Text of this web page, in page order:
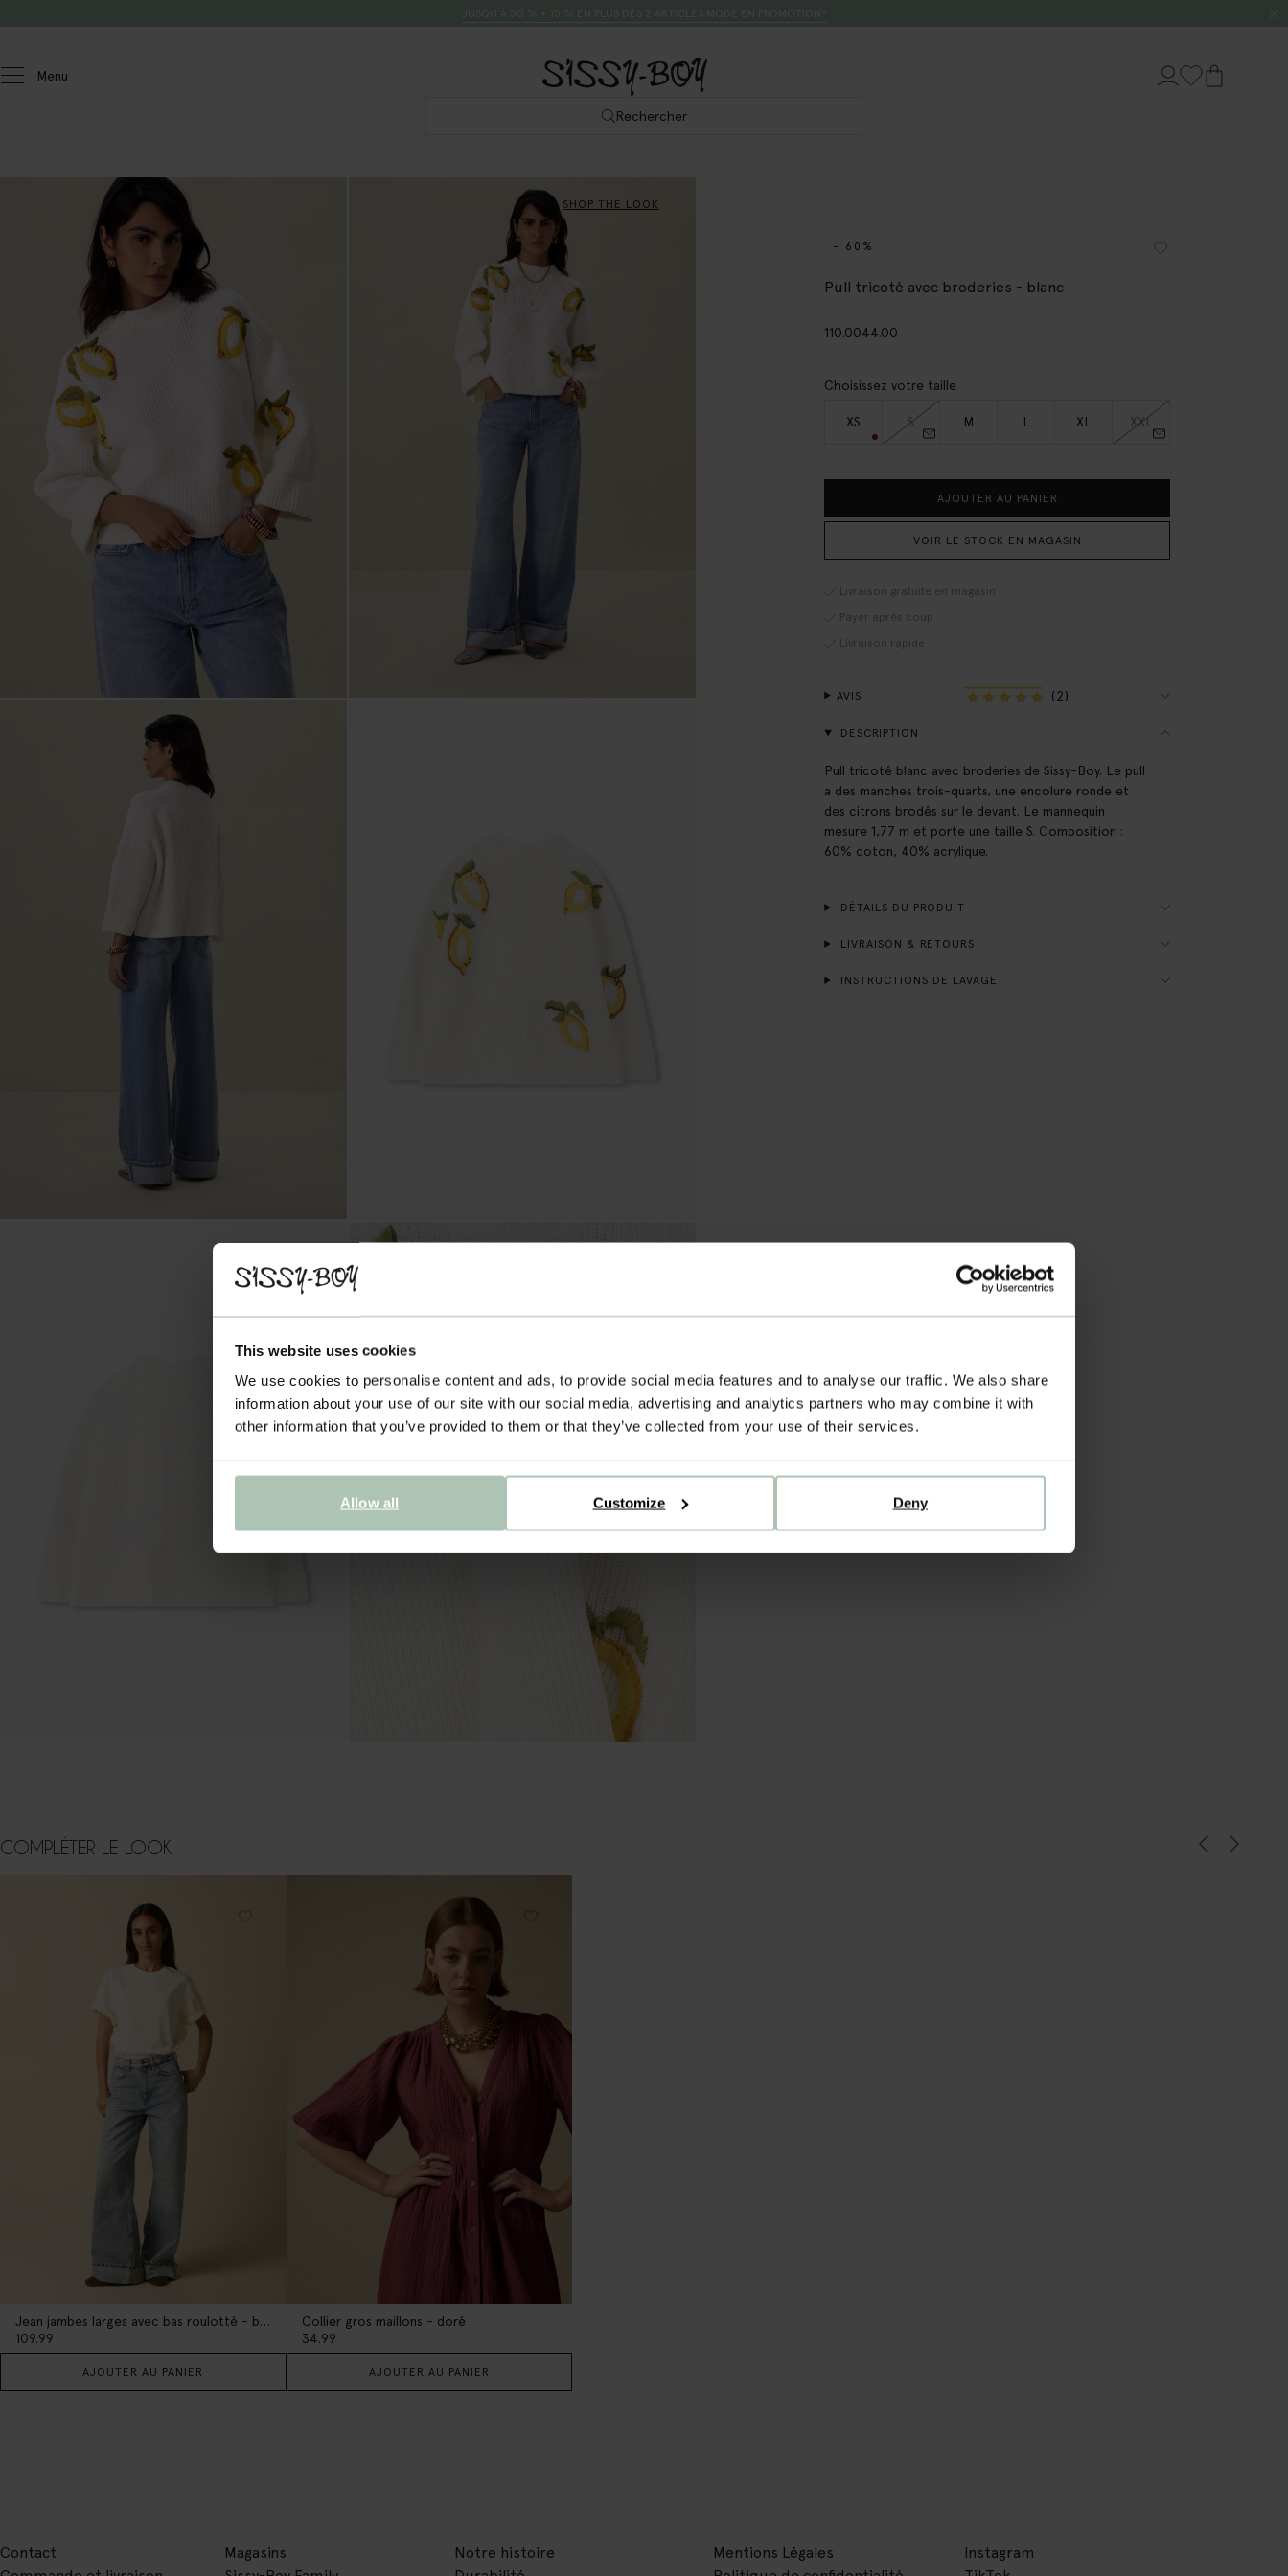
This website uses cookies
We use cookies to personalise content and ads, to provide social media features and to analyse our traffic. We also share
information about your use of our site with our social media, advertising and analytics partners who may combine it with
other information that you’ve provided to them or that they’ve collected from your use of their services.
Deny
Customize
Allow all
Menu
Rechercher
SHOP THE LOOK
- 60%
Pull tricoté avec broderies - blanc
110.0044.00
Choisissez votre taille
XS S M L XL XXL
AJOUTER AU PANIER
VOIR LE STOCK EN MAGASIN
Livraison gratuite en magasin
Payer après coup
Livraison rapide
AVIS (2)
DESCRIPTION
Pull tricoté blanc avec broderies de Sissy-Boy. Le pull
a des manches trois-quarts, une encolure ronde et
des citrons brodés sur le devant. Le mannequin
mesure 1,77 m et porte une taille S. Composition :
60% coton, 40% acrylique.
DÉTAILS DU PRODUIT
LIVRAISON & RETOURS
INSTRUCTIONS DE LAVAGE
COMPLÉTER LE LOOK
Jean jambes larges avec bas roulotté - bleu clair
109.99
AJOUTER AU PANIER
Collier gros maillons - doré
34.99
AJOUTER AU PANIER
Contact
Magasins
Notre histoire
Mentions Légales
Instagram